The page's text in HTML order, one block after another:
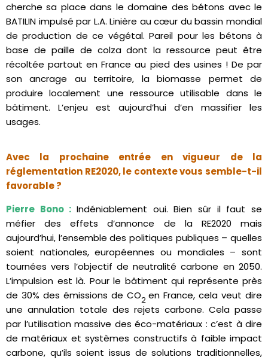
cherche sa place dans le domaine des bétons avec le
BATILIN impulsé par L.A. Linière au cœur du bassin mondial
de production de ce végétal. Pareil pour les bétons à
base de paille de colza dont la ressource peut être
récoltée partout en France au pied des usines ! De par
son ancrage au territoire, la biomasse permet de
produire localement une ressource utilisable dans le
bâtiment. L’enjeu est aujourd’hui d’en massifier les
usages.
Avec la prochaine entrée en vigueur de la
réglementation RE2020, le contexte vous semble-t-il
favorable ?
Pierre Bono : Indéniablement oui. Bien sûr il faut se
méfier des effets d’annonce de la RE2020 mais
aujourd’hui, l’ensemble des politiques publiques – quelles
soient nationales, européennes ou mondiales – sont
tournées vers l’objectif de neutralité carbone en 2050.
L’impulsion est là. Pour le bâtiment qui représente près
de 30% des émissions de CO2en France, cela veut dire
une annulation totale des rejets carbone. Cela passe
par l’utilisation massive des éco-matériaux : c’est à dire
de matériaux et systèmes constructifs à faible impact
carbone, qu’ils soient issus de solutions traditionnelles,